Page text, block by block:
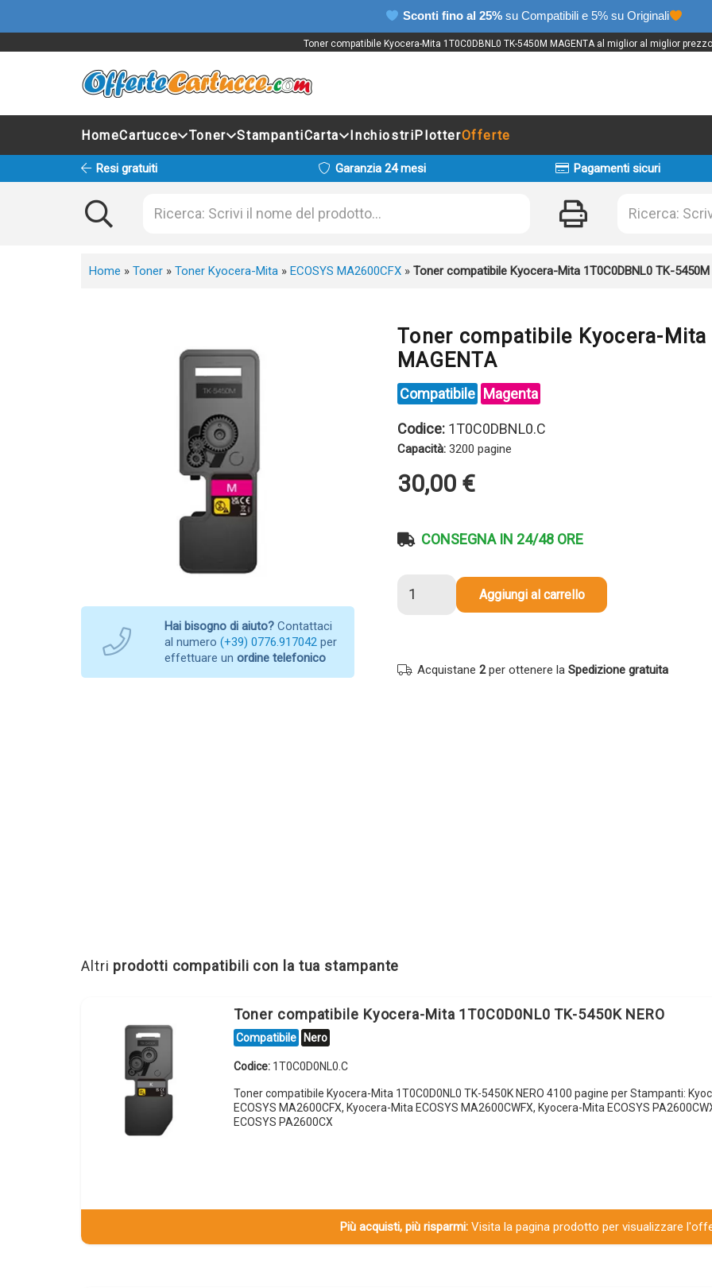
Sconti fino al 25% su Compatibili e 5% su Originali
Toner compatibile Kyocera-Mita 1T0C0DBNL0 TK-5450M MAGENTA al miglior al miglior
HomeCartucce Toner StampantiCarta InchiostriPlotterOfferte
Resi gratuiti Garanzia 24 mesi Pagamenti sicuri
Home » Toner » Toner Kyocera-Mita » ECOSYS MA2600CFX » Toner compatibile Kyocera-Mita 1T0C0DBNL0 TK-5450M
Hai bisogno di aiuto? Contattaci
al numero (+39) 0776.917042 per
effettuare un ordine telefonico
Toner compatibile Kyocera-Mita
MAGENTA
Compatibile Magenta
Codice: 1T0C0DBNL0.C
Capacità: 3200 pagine
30,00 €
CONSEGNA IN 24/48 ORE
compatibile
TK-
Aggiungi al carrello
Acquistane 2per ottenere la Spedizione gratuita
Altri prodotti compatibili con la tua stampante
Toner compatibile Kyocera-Mita 1T0C0D0NL0 TK-5450K NERO
Compatibile Nero
Codice: 1T0C0D0NL0.C
Toner compatibile Kyocera-Mita 1T0C0D0NL0 TK-5450K NERO 4100 pagine per Stampanti:
ECOSYS MA2600CFX, Kyocera-Mita ECOSYS MA2600CWFX, Kyocera-Mita ECOSYS
ECOSYS PA2600CX
Più acquisti, più risparmi:Visita la pagina prodotto per visualizzare